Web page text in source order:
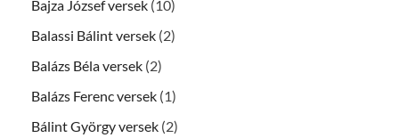
Bajza József versek (10)
Balassi Bálint versek (2)
Balázs Béla versek (2)
Balázs Ferenc versek (1)
Bálint György versek (2)